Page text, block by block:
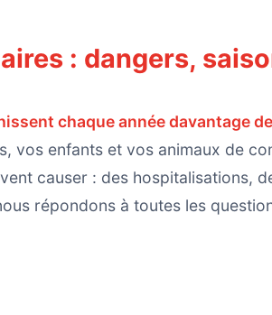
: dangers,
chaque année davantage
vos enfants et vos animaux de
causer : des hospitalisations,
répondons à toutes les